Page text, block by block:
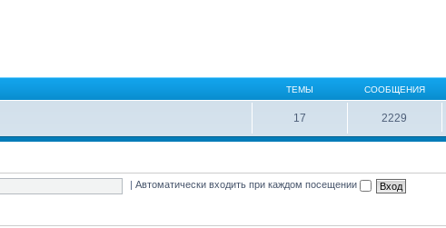
ТЕМЫ СООБЩЕНИЯ
17 2229
|Автоматически входить при каждом посещении